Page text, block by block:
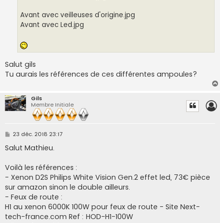
Avant avec veilleuses d'origine.jpg
Avant avec Led.jpg
Salut gils
Tu aurais les références de ces différentes ampoules?
Gils
Membre Initiale
M
s
s
g
e
23 déc. 2018 23:17
Salut Mathieu.
Voilà les références :
- Xenon D2S Philips White Vision Gen.2 effet led, 73€ pièce
sur amazon sinon le double ailleurs.
- Feux de route :
H1 au xenon 6000K 100W pour feux de route - Site Next-
tech-france.com Ref : HOD-H1-100W